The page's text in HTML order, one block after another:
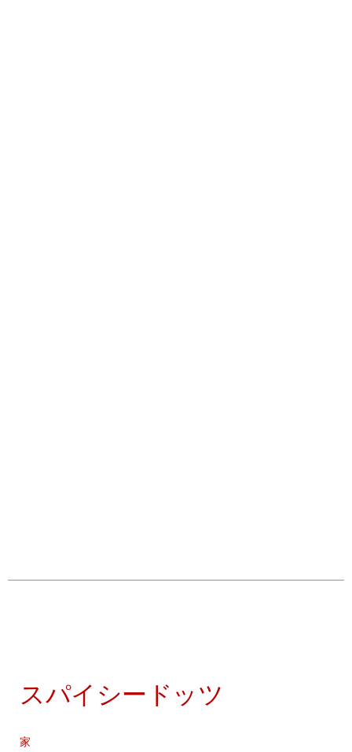
スパイシードッツ
家